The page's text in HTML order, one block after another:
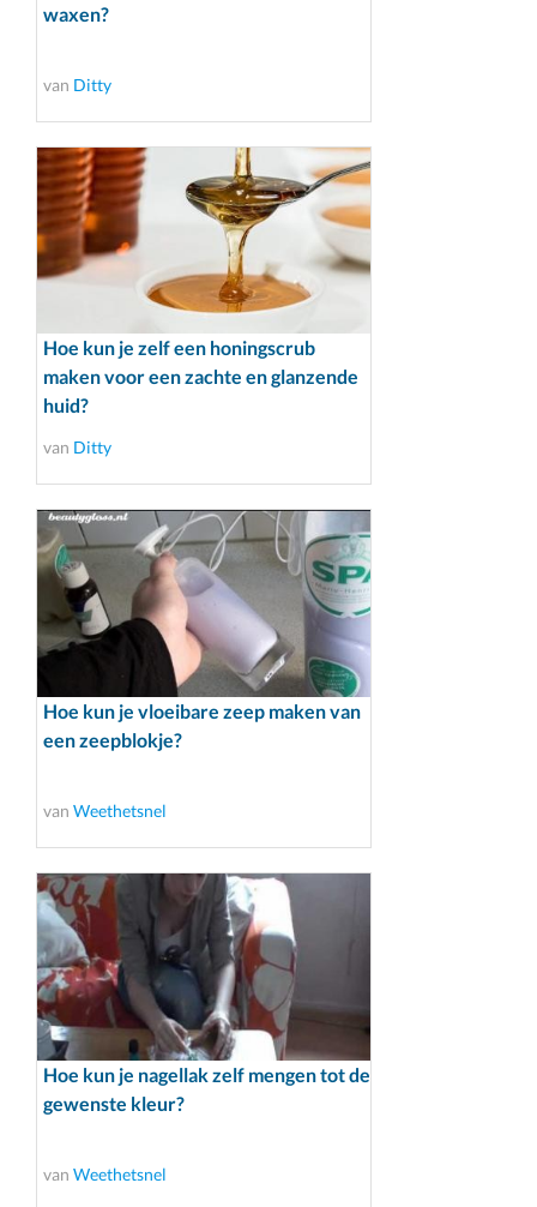
waxen?
van Ditty
Hoe kun je zelf een honingscrub
maken voor een zachte en glanzende
huid?
van Ditty
Hoe kun je vloeibare zeep maken van
een zeepblokje?
van Weethetsnel
Hoe kun je nagellak zelf mengen tot de
gewenste kleur?
van Weethetsnel